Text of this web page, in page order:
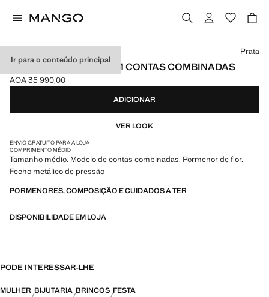
Ir para o conteúdo principal
BRINCOS DE FLOR COM CONTAS COMBINADAS
Preço atual [AOA 35 990,00 ]
AOA 35 990,00
Selecione uma cor
Prata
ADICIONAR
VER LOOK
ENVIO GRATUITO PARA A LOJA
COMPRIMENTO MÉDIO
Tamanho médio. Modelo de contas combinadas. Pormenor de flor.
Fecho metálico de pressão
PORMENORES, COMPOSIÇÃO E CUIDADOS A TER
DISPONIBILIDADE EM LOJA
PODE INTERESSAR-LHE
MULHER BIJUTARIA BRINCOS FESTA